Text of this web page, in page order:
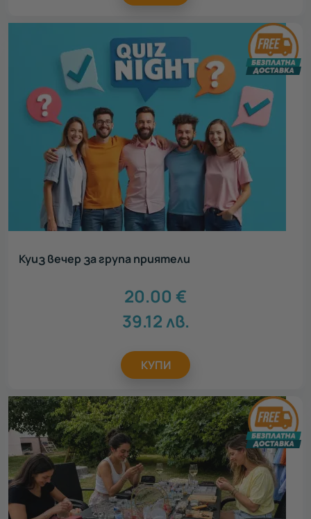
Куиз вечер за група приятели
20.00 €
39.12лв.
КУПИ